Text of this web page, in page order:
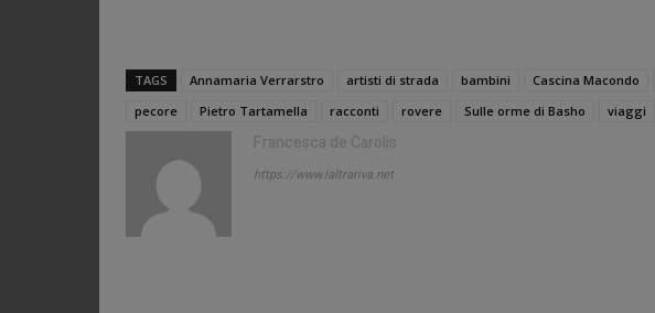
TAGS Annamaria Verrarstro artisti di strada bambini Cascina Macondo
pecore
Pietro Tartamella racconti rovere Sulle orme di Basho viaggi
Francesca de Carolis
https://www.laltrariva.net